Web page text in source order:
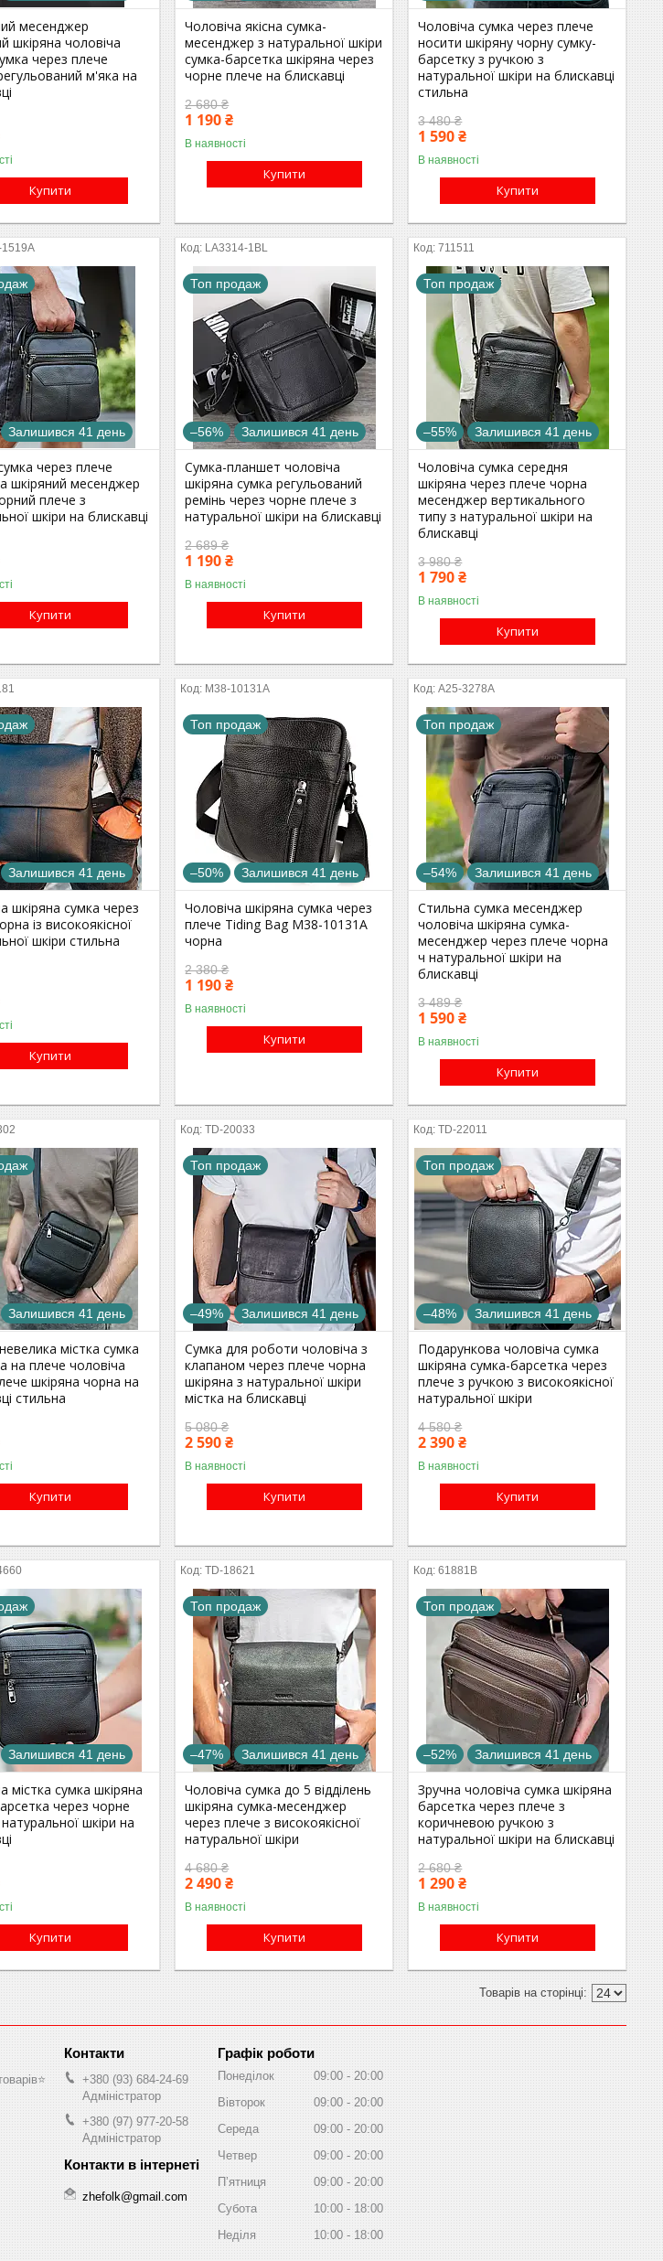
месенджер
шкіряна чоловіча
через плече
м'яка на
Купити
Чоловіча якісна сумка-
месенджер з натуральної шкіри
сумка-барсетка шкіряна через
чорне плече на блискавці
2 680 ₴
1 190 ₴
В наявності
Купити
Чоловіча сумка через плече
носити шкіряну чорну сумку-
барсетку з ручкою з
натуральної шкіри на блискавці
стильна
3 480 ₴
1 590 ₴
В наявності
Купити
Залишився 41 день
через плече
шкіряний месенджер
плече з
шкіри на блискавці
Купити
LA3314-1BL
Топ продаж
–56% Залишився 41 день
Сумка-планшет чоловіча
шкіряна сумка регульований
ремінь через чорне плече з
натуральної шкіри на блискавці
2 689 ₴
1 190 ₴
В наявності
Купити
711511
Топ продаж
–55% Залишився 41 день
Чоловіча сумка середня
шкіряна через плече чорна
месенджер вертикального
типу з натуральної шкіри на
блискавці
3 980 ₴
1 790 ₴
В наявності
Купити
Залишився 41 день
шкіряна сумка через
із високоякісної
шкіри стильна
Купити
M38-10131A
Топ продаж
–50% Залишився 41 день
Чоловіча шкіряна сумка через
плече Tiding Bag M38-10131A
чорна
2 380 ₴
1 190 ₴
В наявності
Купити
A25-3278A
Топ продаж
–54% Залишився 41 день
Стильна сумка месенджер
чоловіча шкіряна сумка-
месенджер через плече чорна
ч натуральної шкіри на
блискавці
3 489 ₴
1 590 ₴
В наявності
Купити
Залишився 41 день
містка сумка
на плече чоловіча
шкіряна чорна на
стильна
Купити
TD-20033
Топ продаж
–49% Залишився 41 день
Сумка для роботи чоловіча з
клапаном через плече чорна
шкіряна з натуральної шкіри
містка на блискавці
5 080 ₴
2 590 ₴
В наявності
Купити
TD-22011
Топ продаж
–48% Залишився 41 день
Подарункова чоловіча сумка
шкіряна сумка-барсетка через
плече з ручкою з високоякісної
натуральної шкіри
4 580 ₴
2 390 ₴
В наявності
Купити
Залишився 41 день
містка сумка шкіряна
через чорне
шкіри на
Купити
TD-18621
Топ продаж
–47% Залишився 41 день
Чоловіча сумка до 5 відділень
шкіряна сумка-месенджер
через плече з високоякісної
натуральної шкіри
4 680 ₴
2 490 ₴
В наявності
Купити
61881B
Топ продаж
–52% Залишився 41 день
Зручна чоловіча сумка шкіряна
барсетка через плече з
коричневою ручкою з
натуральної шкіри на блискавці
2 680 ₴
1 290 ₴
В наявності
Купити
+380 (93) 684-24-69
Адміністратор
+380 (97) 977-20-58
Адміністратор
zhefolk@gmail.com
Графік роботи
Понеділок 09:00
20:00
Вівторок
09:00
20:00
Середа
09:00
20:00
Четвер
09:00
20:00
Пʼятниця
09:00
20:00
Субота
10:00
18:00
Неділя
10:00 18:00